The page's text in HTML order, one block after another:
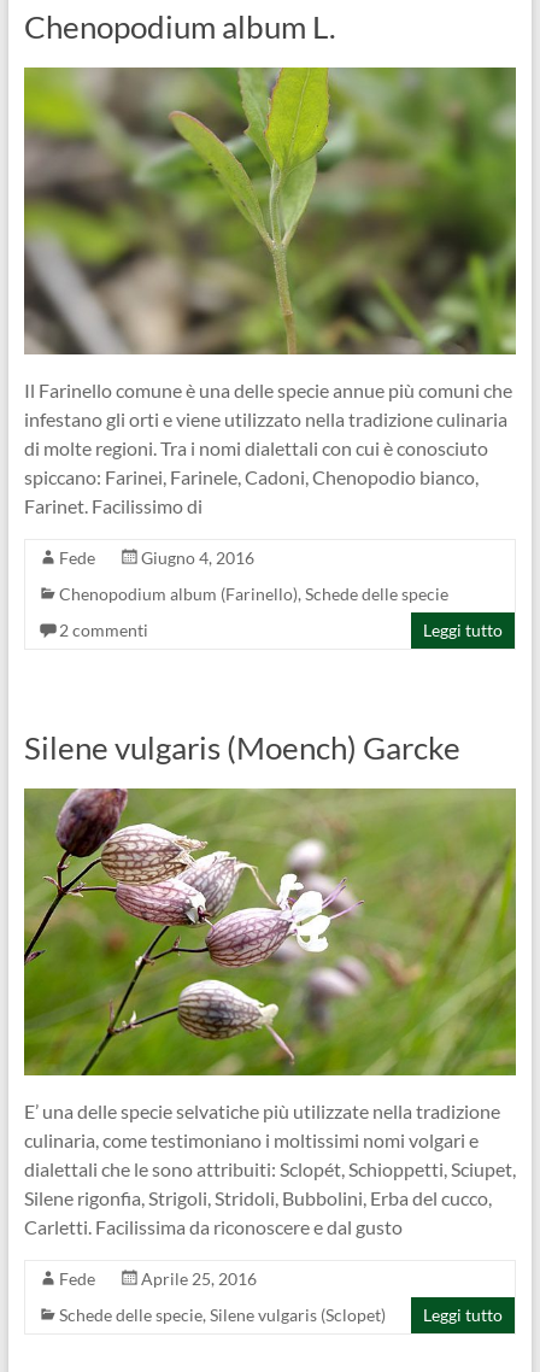
Chenopodium album L.
Il Farinello comune è una delle specie annue più comuni che
infestano gli orti e viene utilizzato nella tradizione culinaria
di molte regioni. Tra i nomi dialettali con cui è conosciuto
spiccano: Farinei, Farinele, Cadoni, Chenopodio bianco,
Farinet. Facilissimo di
Fede
Giugno 4, 2016
Chenopodium album (Farinello), Schede delle specie
2 commenti
Leggi tutto
Silene vulgaris (Moench) Garcke
E’ una delle specie selvatiche più utilizzate nella tradizione
culinaria, come testimoniano i moltissimi nomi volgari e
dialettali che le sono attribuiti: Sclopét, Schioppetti, Sciupet,
Silene rigonfia, Strigoli, Stridoli, Bubbolini, Erba del cucco,
Carletti. Facilissima da riconoscere e dal gusto
Fede
Aprile 25, 2016
Schede delle specie,Silene vulgaris (Sclopet) Leggi tutto